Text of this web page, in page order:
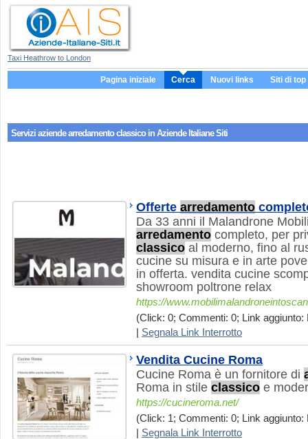
Taxi Heathrow to London
Pagina iniziale Cerca Nuovi links Siti di top
Servizi aziendearredamento classicoin Aziende Italiane Siti
Offerte arredamento
Da 33 anni il Malandrone
arredamento completo, per
classico al moderno, fino al
cucine su misura e in arte
in offerta. vendita cucine
showroom poltrone relax
https://
(Click: 0; Commenti: 0; Link aggiunto:
Segnala Link Interrotto
Vendita Cucine Roma
Cucine Roma è un fornitore di
Roma in stile classico e
https://cucineroma.net/
(Click: 1; Commenti: 0; Link aggiunto:
Segnala Link Interrotto